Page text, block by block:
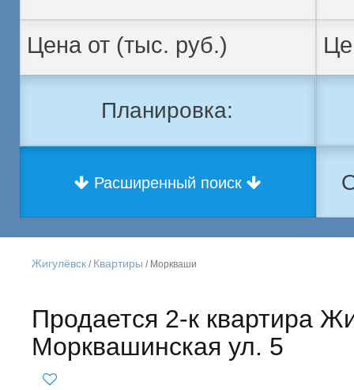
Планировка:
Расширенный поиск
Жигулёвск / Квартиры / Моркваши
Продается 2-к квартира
Морквашинская ул. 5